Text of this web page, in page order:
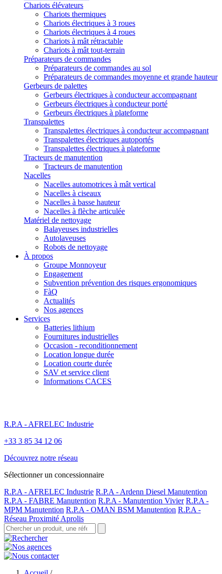
Chariots élévateurs
Chariots thermiques
Chariots électriques à 3 roues
Chariots électriques à 4 roues
Chariots à mât rétractable
Chariots à mât tout-terrain
Préparateurs de commandes
Préparateurs de commandes au sol
Préparateurs de commandes moyenne et grande hauteur
Gerbeurs de palettes
Gerbeurs électriques à conducteur accompagnant
Gerbeurs électriques à conducteur porté
Gerbeurs électriques à plateforme
Transpalettes
Transpalettes électriques à conducteur accompagnant
Transpalettes électriques autoportés
Transpalettes électriques à plateforme
Tracteurs de manutention
Tracteurs de manutention
Nacelles
Nacelles automotrices à mât vertical
Nacelles à ciseaux
Nacelles à basse hauteur
Nacelles à flèche articulée
Matériel de nettoyage
Balayeuses industrielles
Autolaveuses
Robots de nettoyage
À propos
Groupe Monnoyeur
Engagement
Subvention prévention des risques ergonomiques
FàQ
Actualités
Nos agences
Services
Batteries lithium
Fournitures industrielles
Occasion - reconditionnement
Location longue durée
Location courte durée
SAV et service client
Informations CACES
R.P.A - AFRELEC Industrie
+33 3 85 34 12 06
Découvrez notre réseau
Sélectionner un concessionnaire
R.P.A - AFRELEC Industrie R.P.A - Ardenn Diesel Manutention
R.P.A - FABRE Manutention R.P.A - Manutention Vivier R.P.A -
MPM Manutention R.P.A - OMAN BSM Manutention R.P.A -
Réseau Proximité Aprolis